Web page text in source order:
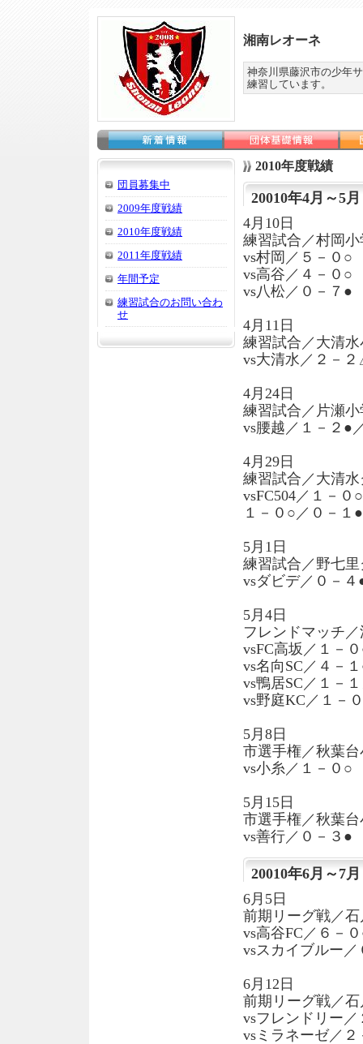
湘南レオーネ
神奈川県藤沢市の少年
練習しています。
団員募集中
2009年度戦績
2010年度戦績
2011年度戦績
年間予定
練習試合のお問い合わ
せ
2010年度戦績
20010年4月～5月
4月10日
練習試合／村岡小
vs村岡／５－０○
vs高谷／４－０○
vs八松／０－７●
4月11日
練習試合／大清
vs大清水／２－
4月24日
練習試合／片瀬小
vs腰越／１－２●
4月29日
練習試合／大清
vsFC504／１－
１－０○／０－１●
5月1日
練習試合／野七
vsダビデ／０－
5月4日
フレンドマッチ
vsFC高坂／１－
vs名向SC／４－
vs鴨居SC／１－
vs野庭KC／１－
5月8日
市選手権／秋葉
vs小糸／１－０○
5月15日
市選手権／秋葉
vs善行／０－３●
20010年6月～7月
6月5日
前期リーグ戦／
vs高谷FC／６－
vsスカイブルー／
6月12日
前期リーグ戦／
vsフレンドリー／
vsミラネーゼ／２